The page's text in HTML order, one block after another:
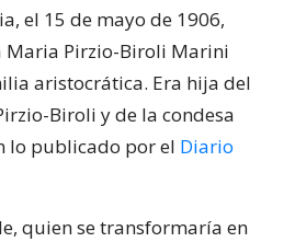
el 15 de mayo de 1906,
Maria Pirzio-Biroli Marini
aristocrática. Era hija del
Biroli y de la condesa
lo publicado por el Diario
quien se transformaría en